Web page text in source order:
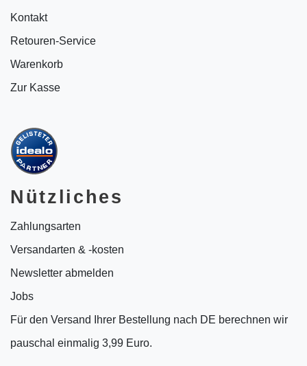
Kontakt
Retouren-Service
Warenkorb
Zur Kasse
Nützliches
Zahlungsarten
Versandarten & -kosten
Newsletter abmelden
Jobs
Für den Versand Ihrer Bestellung nach DE berechnen wir
pauschal einmalig 3,99 Euro.